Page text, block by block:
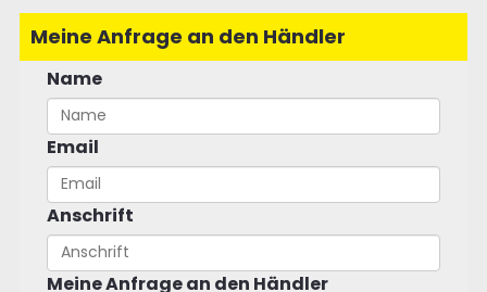
Meine Anfrage an den Händler
Name
Email
Anschrift
Meine Anfrage an den Händler